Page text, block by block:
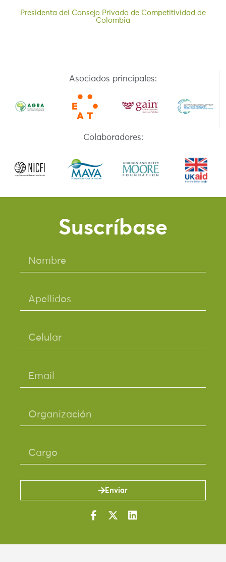
Presidenta del Consejo Privado de Competitividad de
Colombia
Asociados principales:
Colaboradores:
Suscríbase
Enviar